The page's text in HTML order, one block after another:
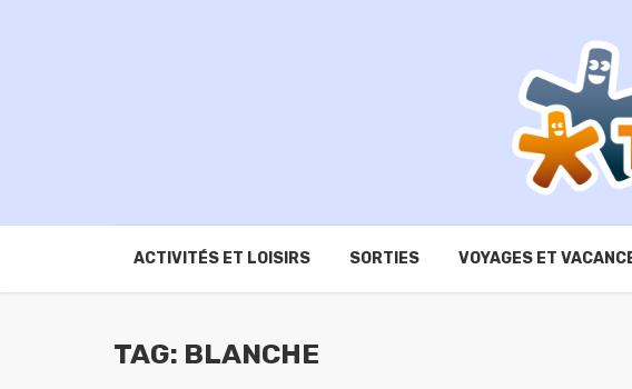
ACTIVITÉS ET LOISIRS SORTIES VOYAGES ET
TAG: BLANCHE